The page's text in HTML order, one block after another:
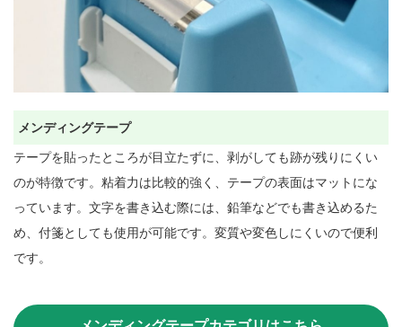
メンディングテープ
テープを貼ったところが目立たずに、剥がしても跡が残りにくい
のが特徴です。粘着力は比較的強く、テープの表面はマットにな
っています。文字を書き込む際には、鉛筆などでも書き込めるた
め、付箋としても使用が可能です。変質や変色しにくいので便利